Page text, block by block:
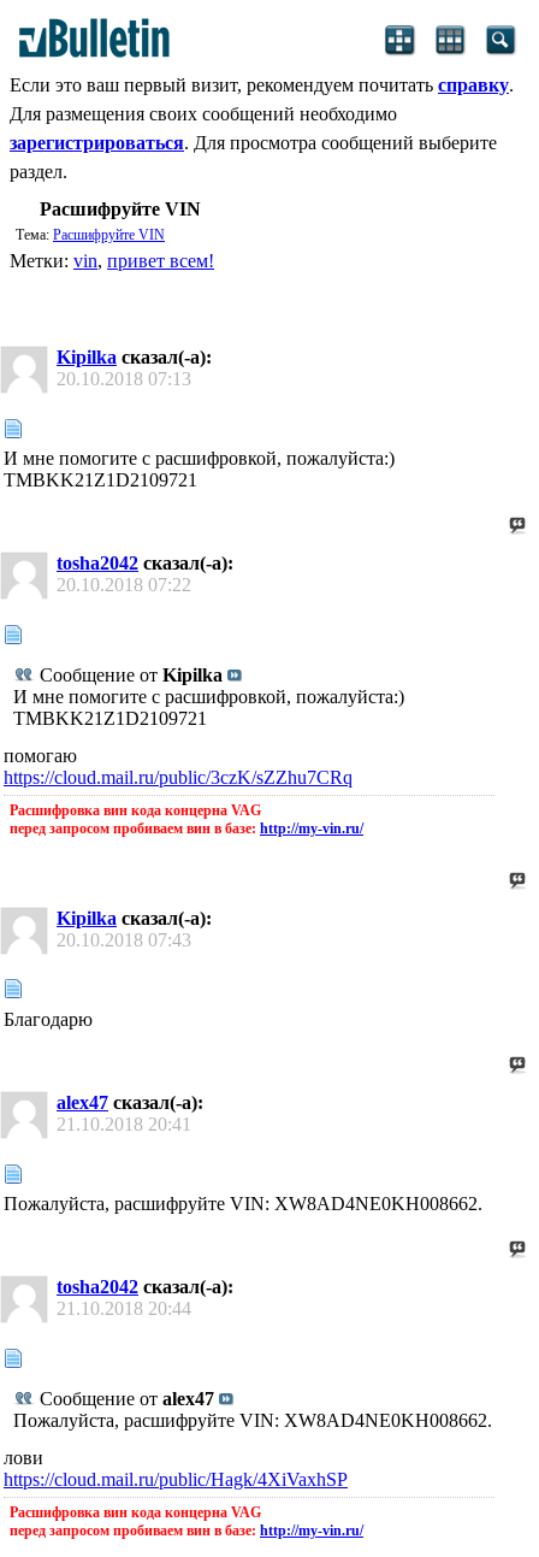
Если это ваш первый визит, рекомендуем почитать справку.
Для размещения своих сообщений необходимо
зарегистрироваться. Для просмотра сообщений выберите
раздел.
Расшифруйте VIN
Тема: Расшифруйте VIN
Метки: vin, привет всем!
Kipilka сказал(-а):
20.10.2018 07:13
И мне помогите с расшифровкой, пожалуйста:)
TMBKK21Z1D2109721
tosha2042 сказал(-а):
20.10.2018 07:22
Сообщение от Kipilka
И мне помогите с расшифровкой, пожалуйста:)
TMBKK21Z1D2109721
помогаю
https://cloud.mail.ru/public/3czK/sZZhu7CRq
Расшифровка вин кода концерна VAG
перед запросом пробиваем вин в базе: http://my-vin.ru/
Kipilka сказал(-а):
20.10.2018 07:43
Благодарю
alex47 сказал(-а):
21.10.2018 20:41
Пожалуйста, расшифруйте VIN: XW8AD4NE0KH008662.
tosha2042 сказал(-а):
21.10.2018 20:44
Сообщение от alex47
Пожалуйста, расшифруйте VIN: XW8AD4NE0KH008662.
лови
https://cloud.mail.ru/public/Hagk/4XiVaxhSP
Расшифровка вин кода концерна VAG
перед запросом пробиваем вин в базе: http://my-vin.ru/